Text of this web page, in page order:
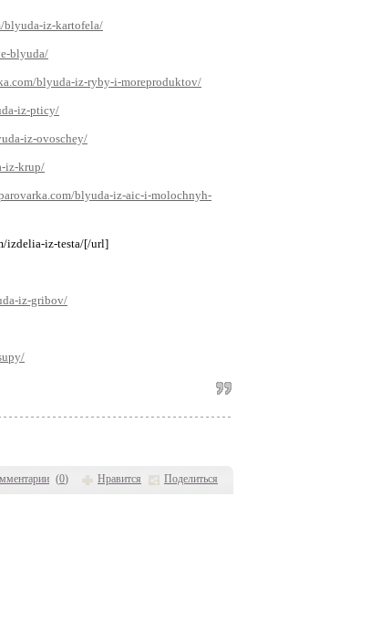
(0) Нравится Поделиться
blyuda-iz-kartofela/
blyuda/
blyuda-iz-ryby-i-moreproduktov/
iz-pticy/
iz-ovoschey/
iz-krup/
blyuda-iz-aic-i-molochnyh-
izdelia-iz-testa/[/url]
iz-gribov/